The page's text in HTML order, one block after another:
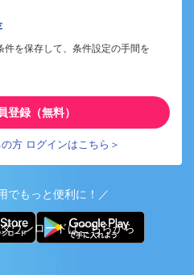
件を保存して、条件設定の手間を
登録（無料）
方 ログインはこちら＞
でもっと便利に！／
ウンロードはこちらから